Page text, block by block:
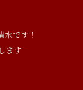
水です！
ます